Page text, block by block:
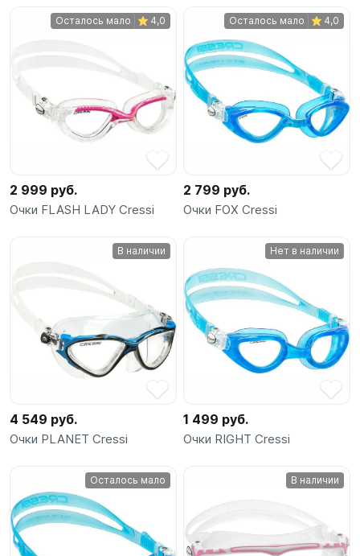
Осталось мало 4,0
2 999 руб.
Очки FLASH LADY Cressi
Осталось мало 4,0
2 799 руб.
Очки FOX Cressi
В наличии
4 549 руб.
Очки PLANET Cressi
Нет в наличии
1 499 руб.
Очки RIGHT Cressi
Осталось мало В наличии